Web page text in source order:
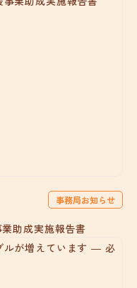
事務局お知らせ
助成実施報告書